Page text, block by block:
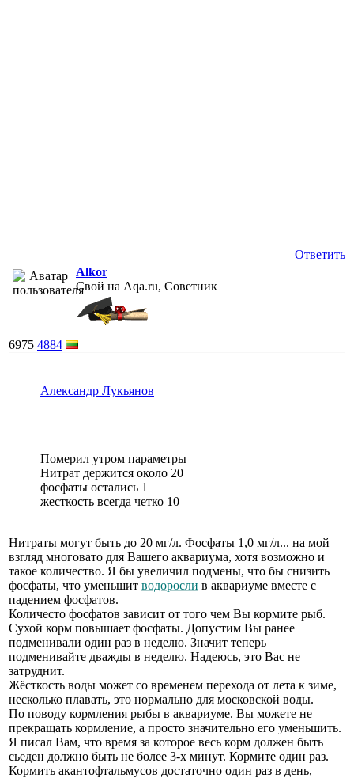
Ответить
Alkor
Свой на Aqa.ru, Советник
6975 4884
Александр Лукьянов
Померил утром параметры
Нитрат держится около 20
фосфаты остались 1
жесткость всегда четко 10
Нитраты могут быть до 20 мг/л. Фосфаты 1,0 мг/л... на мой
взгляд многовато для Вашего аквариума, хотя возможно и
такое количество. Я бы увеличил подмены, что бы снизить
фосфаты, что уменьшит водоросли в аквариуме вместе с
падением фосфатов.
Количесто фосфатов зависит от того чем Вы кормите рыб.
Сухой корм повышает фосфаты. Допустим Вы ранее
подменивали один раз в неделю. Значит теперь
подменивайте дважды в неделю. Надеюсь, это Вас не
затруднит.
Жёсткость воды может со временем перехода от лета к зиме,
несколько плавать, это нормально для московской воды.
По поводу кормления рыбы в аквариуме. Вы можете не
прекращать кормление, а просто значительно его уменьшить.
Я писал Вам, что время за которое весь корм должен быть
сьеден должно быть не более 3-х минут. Кормите один раз.
Кормить акантофтальмусов достаточно один раз в день,